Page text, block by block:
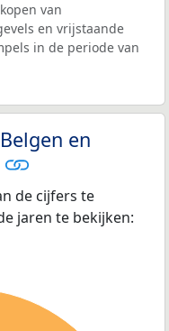
van
en vrijstaande
in de periode van
en
de cijfers te
jaren te bekijken: